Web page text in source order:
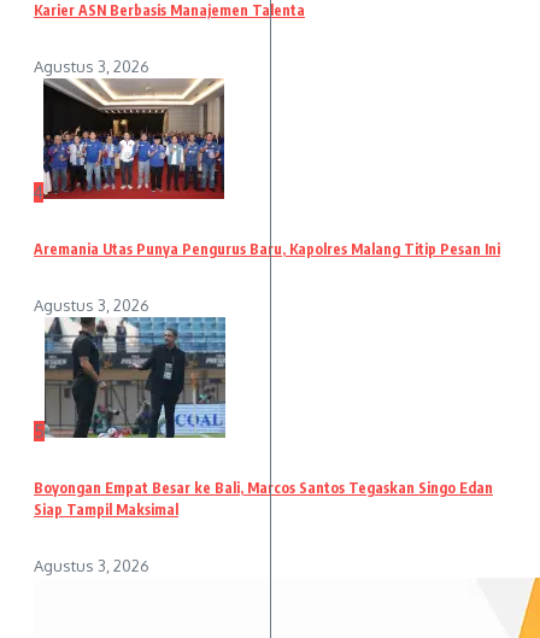
Karier ASN Berbasis Manajemen Talenta
Agustus 3, 2026
4
Aremania Utas Punya Pengurus Baru, Kapolres Malang Titip Pesan Ini
Agustus 3, 2026
5
Boyongan Empat Besar ke Bali, Marcos Santos Tegaskan Singo Edan
Siap Tampil Maksimal
Agustus 3, 2026